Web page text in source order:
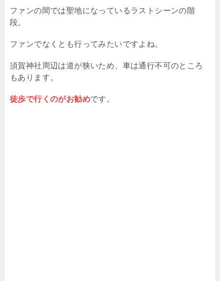
ファンの間では聖地になっているラストシーンの階
段。
ファンでなくとも行ってみたいですよね。
須賀神社周辺は道が狭いため、車は通行不可のところ
もあります。
徒歩で行くのがお勧めです。